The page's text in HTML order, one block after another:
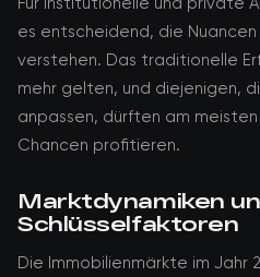
es entscheidend, die
verstehen. Das traditionelle
mehr gelten, und diejenigen,
anpassen, dürften am
Chancen profitieren.
Marktdynamiken
Schlüsselfaktoren
Die Immobilienmärkte im Jahr